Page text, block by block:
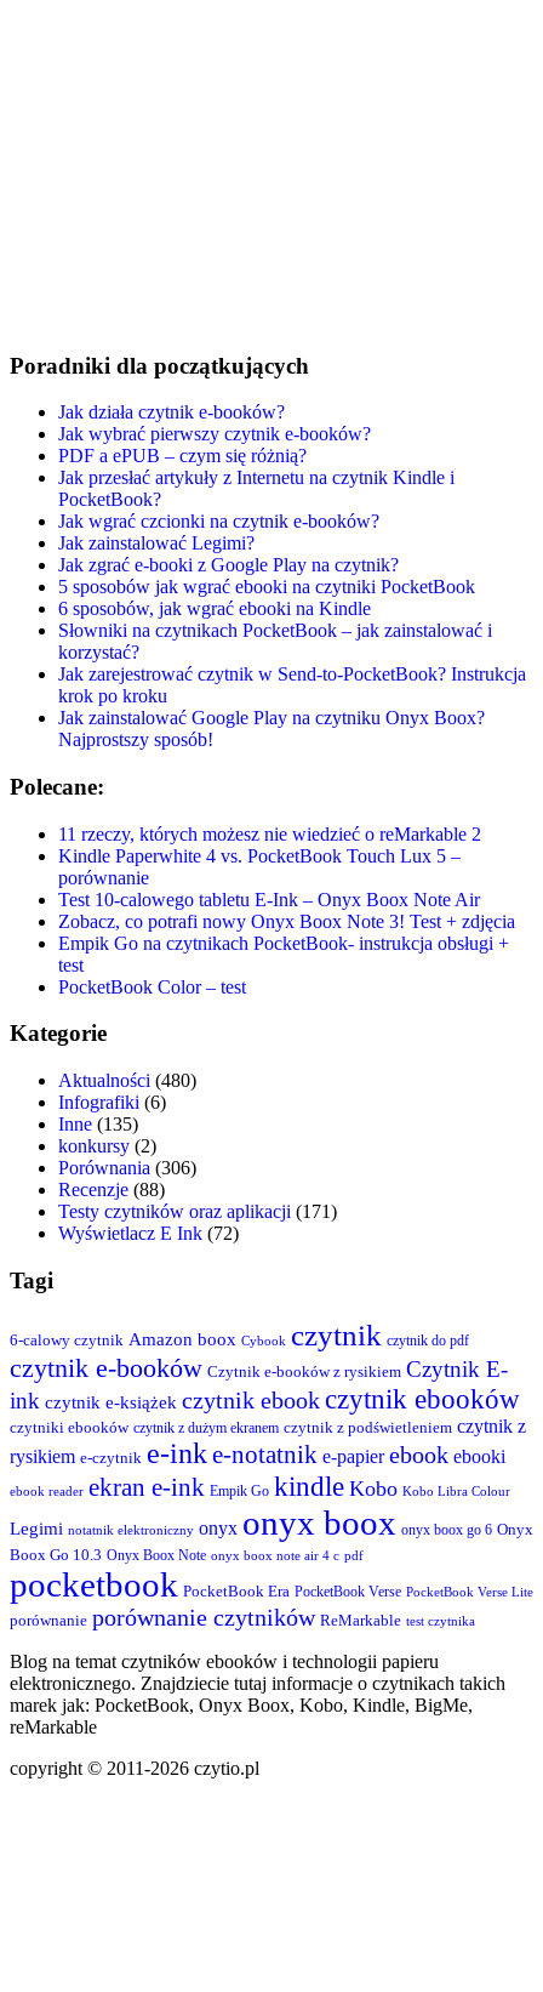
Poradniki dla początkujących
Jak działa czytnik e-booków?
Jak wybrać pierwszy czytnik e-booków?
PDF a ePUB – czym się różnią?
Jak przesłać artykuły z Internetu na czytnik Kindle i
PocketBook?
Jak wgrać czcionki na czytnik e-booków?
Jak zainstalować Legimi?
Jak zgrać e-booki z Google Play na czytnik?
5 sposobów jak wgrać ebooki na czytniki PocketBook
6 sposobów, jak wgrać ebooki na Kindle
Słowniki na czytnikach PocketBook – jak zainstalować i
korzystać?
Jak zarejestrować czytnik w Send-to-PocketBook? Instrukcja
krok po kroku
Jak zainstalować Google Play na czytniku Onyx Boox?
Najprostszy sposób!
Polecane:
11 rzeczy, których możesz nie wiedzieć o reMarkable 2
Kindle Paperwhite 4 vs. PocketBook Touch Lux 5 –
porównanie
Test 10-calowego tabletu E-Ink – Onyx Boox Note Air
Zobacz, co potrafi nowy Onyx Boox Note 3! Test + zdjęcia
Empik Go na czytnikach PocketBook- instrukcja obsługi +
test
PocketBook Color – test
Kategorie
Aktualności (480)
Infografiki (6)
Inne (135)
konkursy (2)
Porównania (306)
Recenzje (88)
Testy czytników oraz aplikacji (171)
Wyświetlacz E Ink (72)
Tagi
6-calowy czytnik Amazon boox Cybook czytnik czytnik do pdf
czytnik e-booków Czytnik e-booków z rysikiem Czytnik E-
ink czytnik e-książek czytnik ebookczytnik ebooków
czytniki ebooków czytnik z dużym ekranem czytnik z podświetleniem czytnik z
rysikiem e-czytnik e-inke-notatnik e-papier ebook ebooki
ebook reader ekran e-ink Empik Go kindle Kobo Kobo Libra Colour
Legimi notatnik elektroniczny onyx onyx boox onyx boox go 6 Onyx
Boox Go 10.3 Onyx Boox Note onyx boox note air 4 c pdf
pocketbook PocketBook Era PocketBook Verse PocketBook Verse Lite
porównanie porównanie czytników ReMarkable test czytnika
Blog na temat czytników ebooków i technologii papieru
elektronicznego. Znajdziecie tutaj informacje o czytnikach takich
marek jak: PocketBook, Onyx Boox, Kobo, Kindle, BigMe,
reMarkable
copyright © 2011-2026 czytio.pl